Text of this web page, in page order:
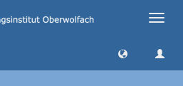
Toggle